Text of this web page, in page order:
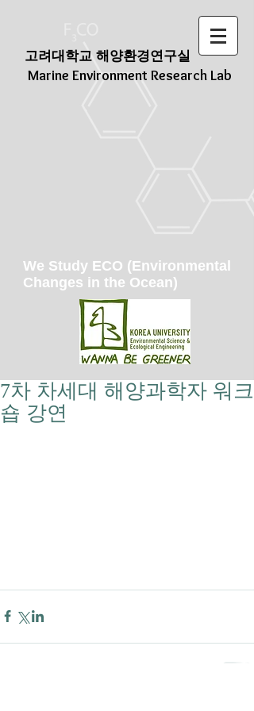
고려대학교 해양환경연구실
Marine Environment Research Lab
We Study ECO (Environmental
Changes in the Ocean)
7차 차세대 해양과학자 워크
숍 강연